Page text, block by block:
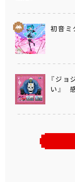
初音
『ジ
い』